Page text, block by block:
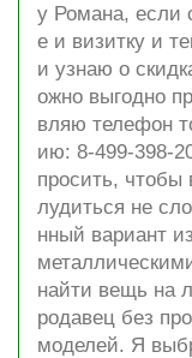
у Романа, если
е и визитку и
и узнаю о
ожно выгодно
вляю телефон
ию: 8-499-398-
просить, чтобы
лудиться не
нный вариант
найти вещь на
родавец без
моделей. Я